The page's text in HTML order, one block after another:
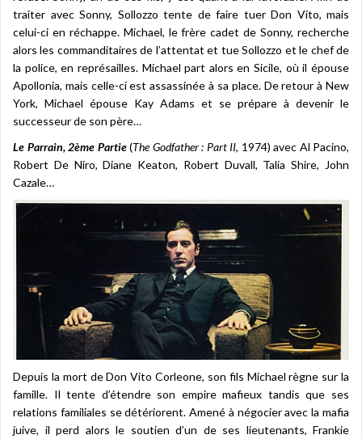
traiter avec Sonny, Sollozzo tente de faire tuer Don Vito, mais
celui-ci en réchappe. Michael, le frère cadet de Sonny, recherche
alors les commanditaires de l’attentat et tue Sollozzo et le chef de
la police, en représailles. Michael part alors en Sicile, où il épouse
Apollonia, mais celle-ci est assassinée à sa place. De retour à New
York, Michael épouse Kay Adams et se prépare à devenir le
successeur de son père…
Le Parrain, 2ème Partie(The Godfather : Part II, 1974) avec Al Pacino,
Robert De Niro, Diane Keaton, Robert Duvall, Talia Shire, John
Cazale…
Depuis la mort de Don Vito Corleone, son fils Michael règne sur la
famille. Il tente d’étendre son empire mafieux tandis que ses
relations familiales se détériorent. Amené à négocier avec la mafia
juive, il perd alors le soutien d’un de ses lieutenants, Frankie